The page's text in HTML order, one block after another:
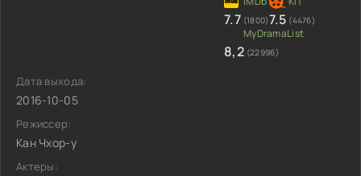
7.7 (1800)7.5 (4476)
8,2 (22996)
Дата выхода:
2016-10-05
Режиссер:
Кан Чхор-у
Актеры: